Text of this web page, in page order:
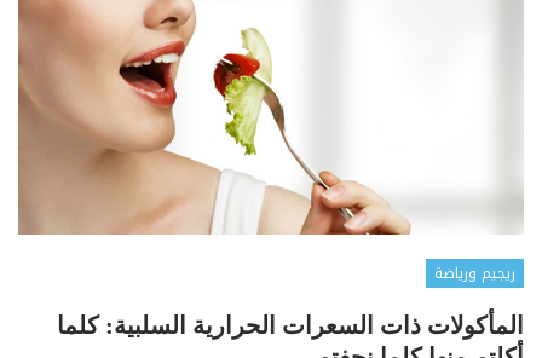
ريجيم ورياضة
المأكولات ذات السعرات الحرارية السلبية: كلما